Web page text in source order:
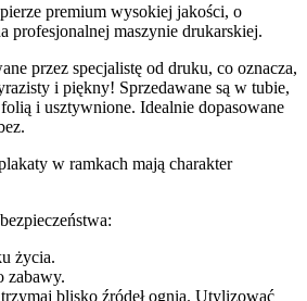
premium wysokiej jakości, o
profesjonalnej maszynie drukarskiej.
przez specjalistę od druku, co oznacza,
i piękny! Sprzedawane są w tubie,
i usztywnione. Idealnie dopasowane
w ramkach mają charakter
życia.
zabawy.
blisko źródeł ognia. Utylizować